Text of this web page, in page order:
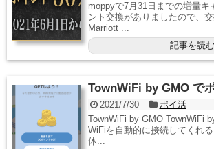
moppyで7月31日までの増量キ
ント交換がありましたので、交
Marriott ...
記事を読む
TownWiFi by GMO で
2021/7/30
ポイ活
TownWiFi by GMO TownWiFi
WiFiを自動的に接続してくれ
体...